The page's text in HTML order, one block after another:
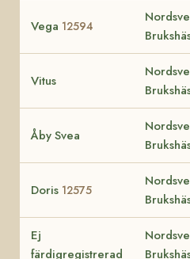
Vega 12594
Vitus
Åby Svea
Doris 12575
Ej
färdigregistrerad